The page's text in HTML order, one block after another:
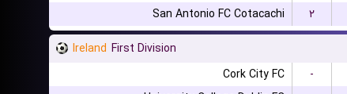
San Antonio FC Cotacachi
۲
Ireland First Division
Cork City FC
-